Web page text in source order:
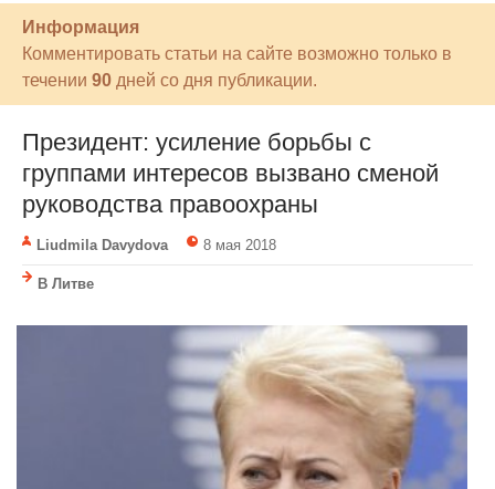
Информация
Комментировать статьи на сайте возможно только в
течении 90 дней со дня публикации.
Президент: усиление борьбы с
группами интересов вызвано сменой
руководства правоохраны
Liudmila Davydova 8 мая 2018
В Литве